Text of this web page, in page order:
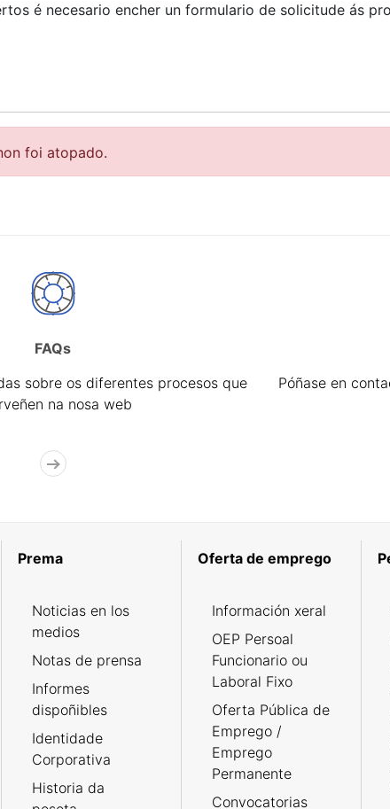
é necesario encher un formulario de solicitude ás
foi atopado.
FAQs
sobre os diferentes procesos que
na nosa web
Póñase en
Prema
Noticias en los
medios
Notas de prensa
Informes
dispoñibles
Identidade
Corporativa
Historia da
Oferta de emprego
Información xeral
OEP Persoal
Funcionario ou
Laboral Fixo
Oferta Pública de
Emprego /
Emprego
Permanente
Convocatorias